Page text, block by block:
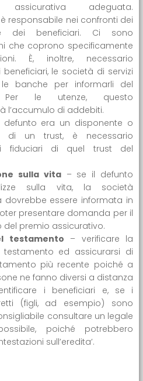
assicurativa adeguata.
è responsabile nei confronti dei
dei beneficiari. Ci sono
che coprono specificamente
È, inoltre, necessario
le società di servizi
banche per informarli del
Per le utenze, questo
l’accumulo di addebiti.
defunto era un disponente o
di un trust, è necessario
i fiduciari di quel trust del
sulla vita– se il defunto
sulla vita, la società
dovrebbe essere informata in
presentare domanda per il
premio assicurativo.
testamento – verificare la
ed assicurarsi di
più recente poiché a
ne fanno diversi a distanza
i beneficiari e, se i
(figli, ad esempio) sono
consultare un legale
poiché potrebbero
sull’eredita’.